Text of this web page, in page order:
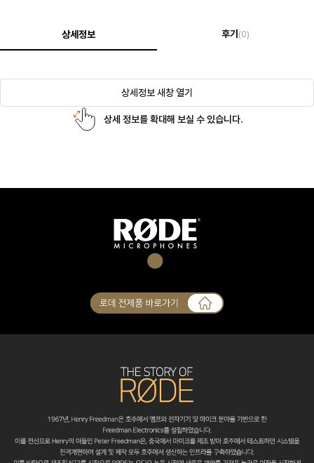
상세정보 후기 (0)
상세정보 새창 열기
상세 정보를 확대해 보실 수 있습니다.